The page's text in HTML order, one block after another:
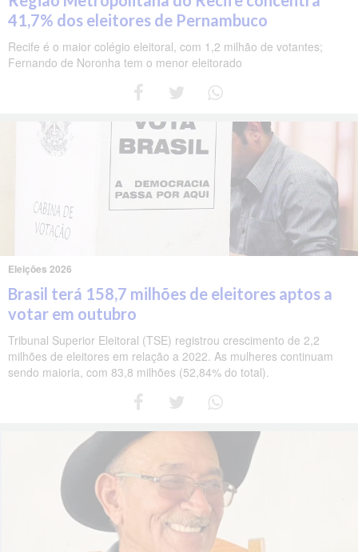
41,7% dos eleitores de Pernambuco
Recife é o maior colégio eleitoral, com 1,2 milhão de votantes;
Fernando de Noronha tem o menor eleitorado
Eleições 2026
Brasil terá 158,7 milhões de eleitores aptos a
votar em outubro
Tribunal Superior Eleitoral (TSE) registrou crescimento de 2,2
milhões de eleitores em relação a 2022. As mulheres continuam
sendo maioria, com 83,8 milhões (52,84% do total).